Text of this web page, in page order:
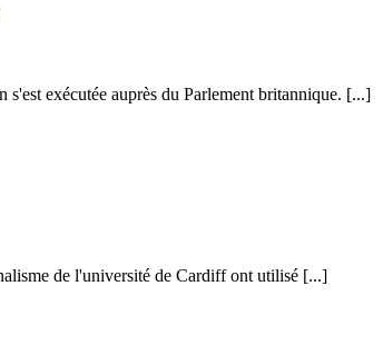
s'est exécutée auprès du Parlement britannique. [...]
de l'université de Cardiff ont utilisé [...]